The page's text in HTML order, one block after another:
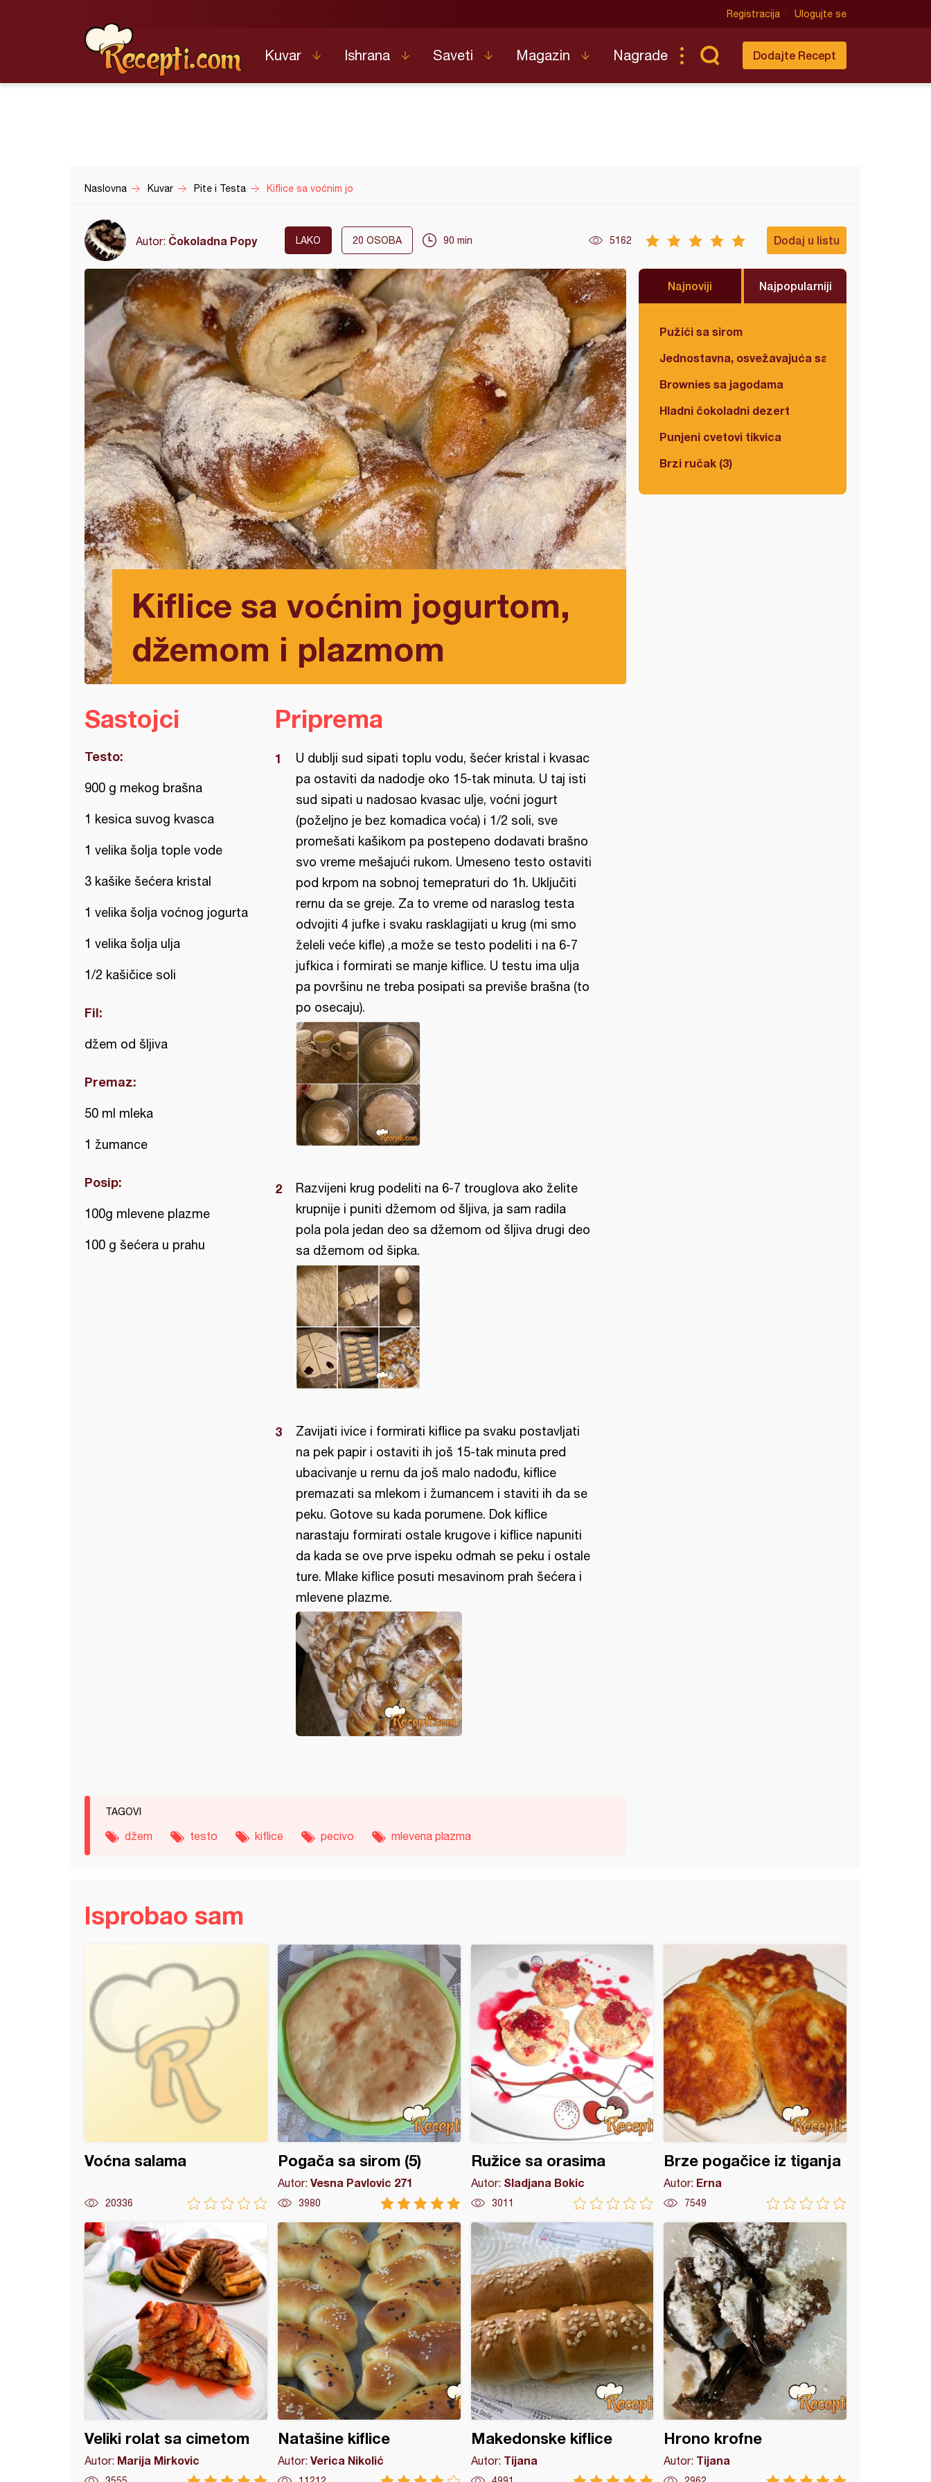
Registracija Ulogujte se
Kuvar Ishrana Saveti Magazin Nagrade Dodajte Recept
Naslovna Kuvar Pite i Testa Kiflice sa voćnim jo
Autor: Čokoladna Popy LAKO 20 OSOBA 90 min 5162 Dodaj u listu
Kiflice sa voćnim jogurtom,
džemom i plazmom
Najnoviji Najpopularniji
Pužići sa sirom
Jednostavna, osvežavajuća salata
Brownies sa jagodama
Hladni čokoladni dezert
Punjeni cvetovi tikvica
Brzi ručak (3)
Sastojci
Testo:
900 g mekog brašna
1 kesica suvog kvasca
1 velika šolja tople vode
3 kašike šećera kristal
1 velika šolja voćnog jogurta
1 velika šolja ulja
1/2 kašičice soli
Fil:
džem od šljiva
Premaz:
50 ml mleka
1 žumance
Posip:
100g mlevene plazme
100 g šećera u prahu
Priprema
U dublji sud sipati toplu vodu, šećer kristal i kvasac
pa ostaviti da nadodje oko 15-tak minuta. U taj isti
sud sipati u nadosao kvasac ulje, voćni jogurt
(poželjno je bez komadica voća) i 1/2 soli, sve
promešati kašikom pa postepeno dodavati brašno
svo vreme mešajući rukom. Umeseno testo ostaviti
pod krpom na sobnoj temepraturi do 1h. Uključiti
rernu da se greje. Za to vreme od naraslog testa
odvojiti 4 jufke i svaku rasklagijati u krug (mi smo
želeli veće kifle) ,a može se testo podeliti i na 6-7
jufkica i formirati se manje kiflice. U testu ima ulja
pa površinu ne treba posipati sa previše brašna (to
po osecaju).
Razvijeni krug podeliti na 6-7 trouglova ako želite
krupnije i puniti džemom od šljiva, ja sam radila
pola pola jedan deo sa džemom od šljiva drugi deo
sa džemom od šipka.
Zavijati ivice i formirati kiflice pa svaku postavljati
na pek papir i ostaviti ih još 15-tak minuta pred
ubacivanje u rernu da još malo nadođu, kiflice
premazati sa mlekom i žumancem i staviti ih da se
peku. Gotove su kada porumene. Dok kiflice
narastaju formirati ostale krugove i kiflice napuniti
da kada se ove prve ispeku odmah se peku i ostale
ture. Mlake kiflice posuti mesavinom prah šećera i
mlevene plazme.
TAGOVI
džem testo kiflice pecivo mlevena plazma
Isprobao sam
Voćna salama
20336
Pogača sa sirom (5)
Autor: Vesna Pavlovic 271
3980
Ružice sa orasima
Autor: Sladjana Bokic
3011
Brze pogačice iz tiganja
Autor: Erna
7549
Veliki rolat sa cimetom
Autor: Marija Mirkovic
Natašine kiflice
Autor: Verica Nikolić
Makedonske kiflice
Autor: Tijana
Hrono krofne
Autor: Tijana